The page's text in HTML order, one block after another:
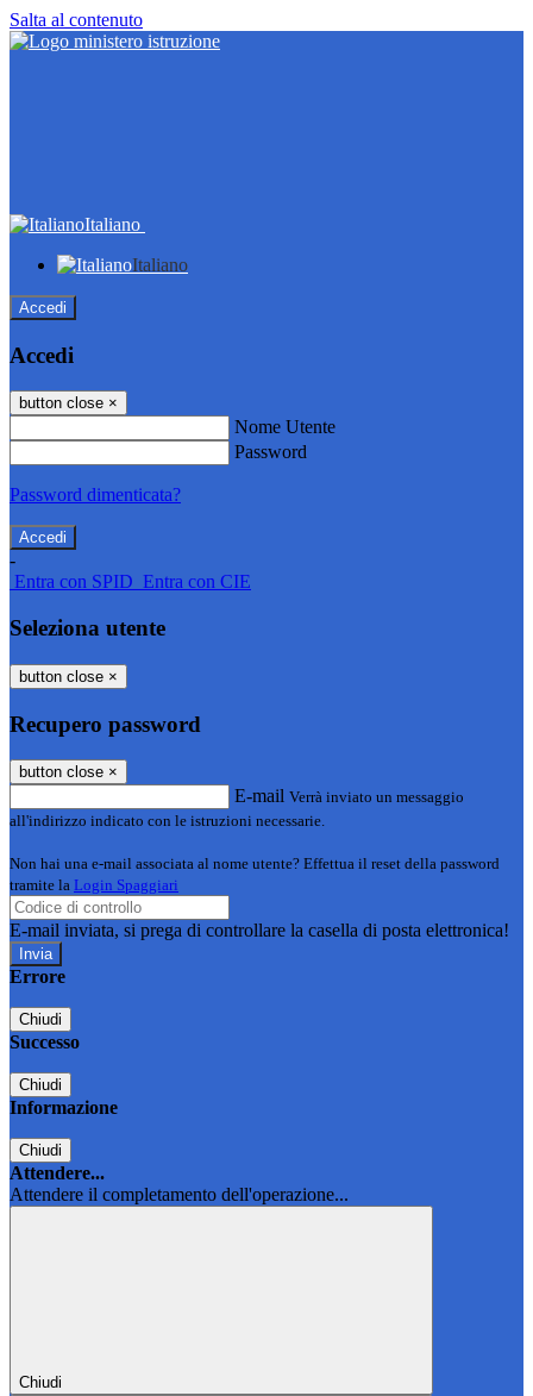
Salta al contenuto
Italiano
Italiano
Accedi
Accedi
button close ×
Nome Utente
Password
Password dimenticata?
-
Entra con SPID Entra con CIE
Seleziona utente
button close ×
Recupero password
button close ×
E-mail Verrà inviato un messaggio
all'indirizzo indicato con le istruzioni necessarie.
Non hai una e-mail associata al nome utente? Effettua il reset della password
tramite la Login Spaggiari
E-mail inviata, si prega di controllare la casella di posta elettronica!
Errore
Chiudi
Successo
Chiudi
Informazione
Chiudi
Attendere...
Attendere il completamento dell'operazione...
Chiudi